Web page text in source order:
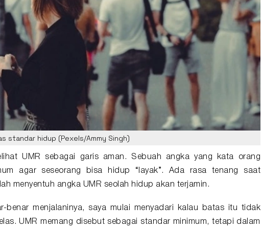
standar hidup (Pexels/Ammy Singh)
UMR
sebagai garis aman. Sebuah angka yang kata orang
agar seseorang bisa hidup “layak”. Ada rasa tenang saat
menyentuh angka UMR seolah hidup akan terjamin.
benar menjalaninya, saya mulai menyadari kalau batas itu tidak
UMR memang disebut sebagai standar minimum, tetapi dalam